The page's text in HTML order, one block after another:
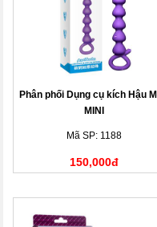
Phân phối Dụng cụ kích Hậu
MINI
Mã SP: 1188
150,000đ